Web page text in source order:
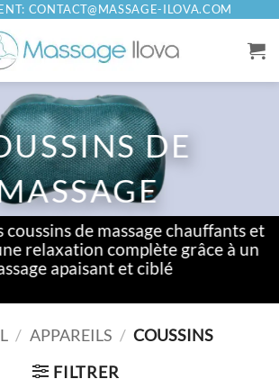
CONTACT@MASSAGE-ILOVA.COM
DE
de massage chauffants et
relaxation complète grâce à un
apaisant et ciblé
/ APPAREILS / COUSSINS
FILTRER